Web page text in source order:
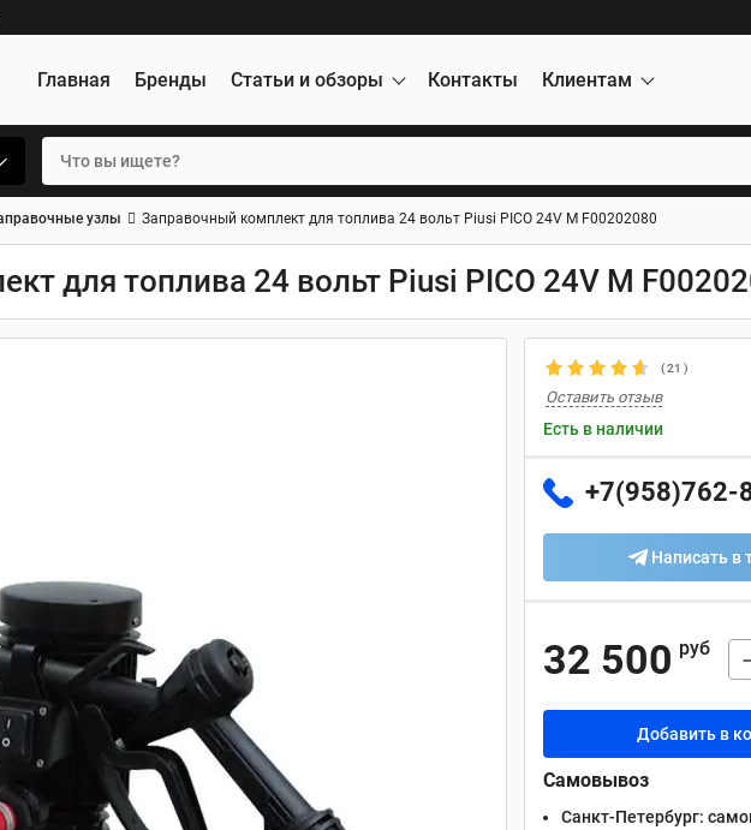
Главная Бренды Статьи и обзоры Контакты Клиентам
узлы Заправочный комплект для топлива 24 вольт Piusi PICO 24V М F00202080
для топлива 24 вольт Piusi PICO 24V М
(21 )
Оставить отзыв
Есть в наличии
+7(958)762-
Написать в
32 500 руб
Добавить в
Самовывоз
Санкт-Петербург: